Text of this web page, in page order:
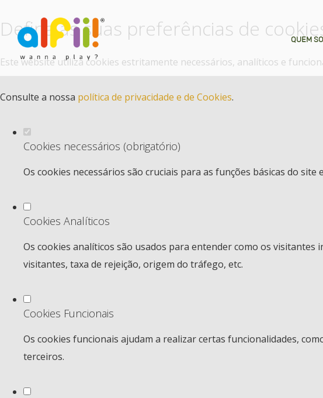
Defina as suas preferências de
Este website utiliza cookies estritamente necessários, analíticos e
Consulte a nossa política de privacidade e de Cookies.
Cookies necessários (obrigatório)
Os cookies necessários são cruciais para as funções básicas do
Cookies Analíticos
Os cookies analíticos são usados para entender como os
visitantes, taxa de rejeição, origem do tráfego, etc.
Cookies Funcionais
Os cookies funcionais ajudam a realizar certas funcionalidades,
terceiros.
QUEM